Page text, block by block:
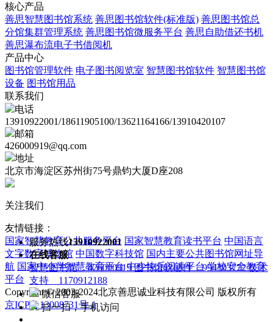
核心产品
善思智慧图书馆系统 善思图书馆软件(标准版) 善思图书馆总
分馆集群管理系统 善思图书馆微服务平台 善思自助借还书机
善思瀑布流电子书借阅机
产品中心
图书馆管理软件 电子图书阅览室 智慧图书馆软件 智慧图书馆
设备 图书馆用品
联系我们
电话
13910922001/18611905100/13621164166/13910420107
邮箱
426000919@qq.com
地址
北京市海淀区苏州街75号鼎钧大厦D座208
关注我们
友情链接：
国家智慧教育公共服务平台 国家智慧教育读书平台 中国语言
文字数字博物馆 中国数字科技馆 国内主要公共图书馆网址导
航 国家中小学智慧教育平台 中少快乐阅读平台 学校安全教育
平台
Copyright © 2003-2024北京善思诚业科技有限公司 版权所有
京ICP备13008731号-1
服务热线13910922001
在线客服
智慧图书馆 426000919 图书馆软硬件 994303772 技术
支持 1170912188
微信客服
扫一扫，手机访问